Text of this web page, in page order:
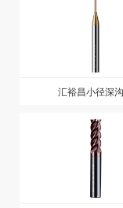
汇裕昌小径深